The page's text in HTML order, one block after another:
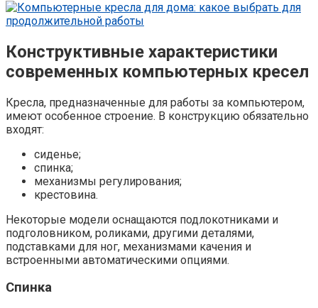
Конструктивные характеристики
современных компьютерных кресел
Кресла, предназначенные для работы за компьютером,
имеют особенное строение. В конструкцию обязательно
входят:
сиденье;
спинка;
механизмы регулирования;
крестовина.
Некоторые модели оснащаются подлокотниками и
подголовником, роликами, другими деталями,
подставками для ног, механизмами качения и
встроенными автоматическими опциями.
Спинка